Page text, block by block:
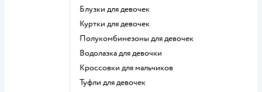
Блузки для девочек
Куртки для девочек
Полукомбинезоны для девочек
Водолазка для девочки
Кроссовки для мальчиков
Туфли для девочек